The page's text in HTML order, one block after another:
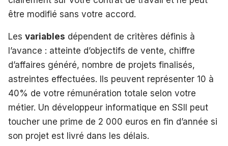
être modifié sans votre accord.
Les variables dépendent de critères définis à
l’avance : atteinte d’objectifs de vente, chiffre
d’affaires généré, nombre de projets finalisés,
astreintes effectuées. Ils peuvent représenter 10 à
40% de votre rémunération totale selon votre
métier. Un développeur informatique en SSII peut
toucher une prime de 2 000 euros en fin d’année si
son projet est livré dans les délais.